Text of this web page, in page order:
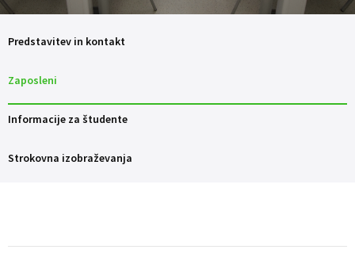
Predstavitev in kontakt
Zaposleni
Informacije za študente
Strokovna izobraževanja